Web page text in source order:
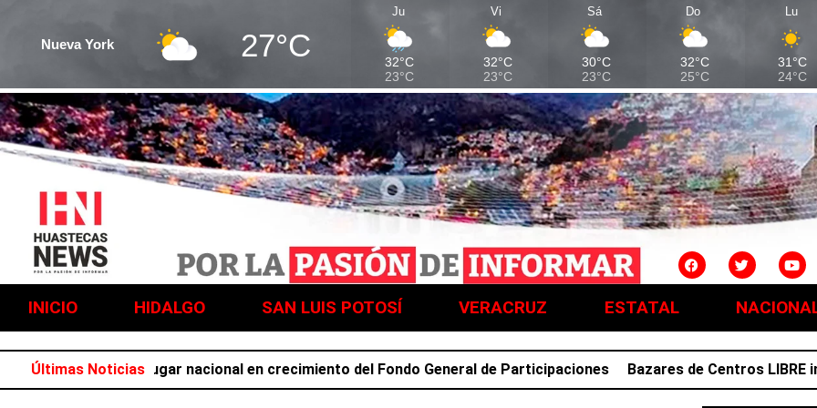
Nueva York 27°C
Ju
32°C
23°C
Vi
32°C
23°C
Sá
30°C
23°C
Do
32°C
25°C
Lu
31°C
24°C
INICIO HIDALGO SAN LUIS POTOSÍ VERACRUZ ESTATAL
Últimas Noticias
el primer lugar nacional en crecimiento del Fondo General de Participaciones Bazares de Centros LIBRE